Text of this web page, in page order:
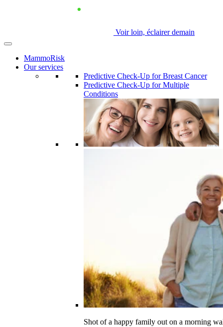
Voir loin, éclairer demain
MammoRisk
Our services
Predictive Check-Up for Breast Cancer
Predictive Check-Up for Multiple
Conditions
Shot of a happy family out on a morning